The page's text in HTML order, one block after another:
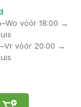
vóór 18:00 →
vóór 20:00 →